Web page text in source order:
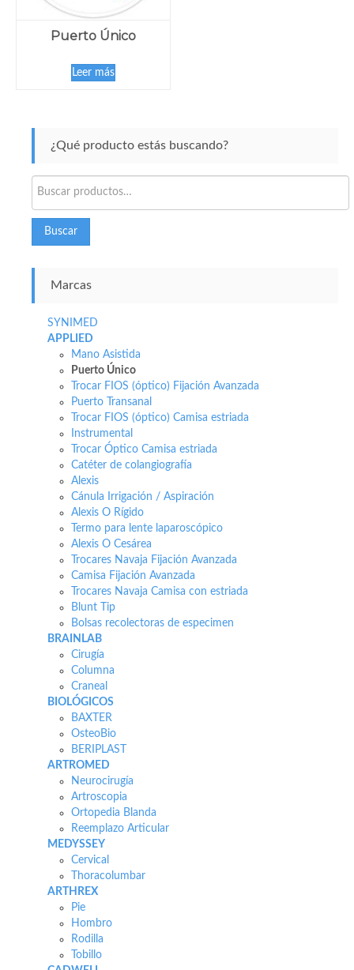
Puerto Único
Leer más
¿Qué producto estás buscando?
por:
Buscar
Marcas
SYNIMED
APPLIED
Mano Asistida
Puerto Único
Trocar FIOS (óptico) Fijación Avanzada
Puerto Transanal
Trocar FIOS (óptico) Camisa estriada
Instrumental
Trocar Óptico Camisa estriada
Catéter de colangiografía
Alexis
Cánula Irrigación / Aspiración
Alexis O Rígido
Termo para lente laparoscópico
Alexis O Cesárea
Trocares Navaja Fijación Avanzada
Camisa Fijación Avanzada
Trocares Navaja Camisa con estriada
Blunt Tip
Bolsas recolectoras de especimen
BRAINLAB
Cirugía
Columna
Craneal
BIOLÓGICOS
BAXTER
OsteoBio
BERIPLAST
ARTROMED
Neurocirugía
Artroscopia
Ortopedia Blanda
Reemplazo Articular
MEDYSSEY
Cervical
Thoracolumbar
ARTHREX
Pie
Hombro
Rodilla
Tobillo